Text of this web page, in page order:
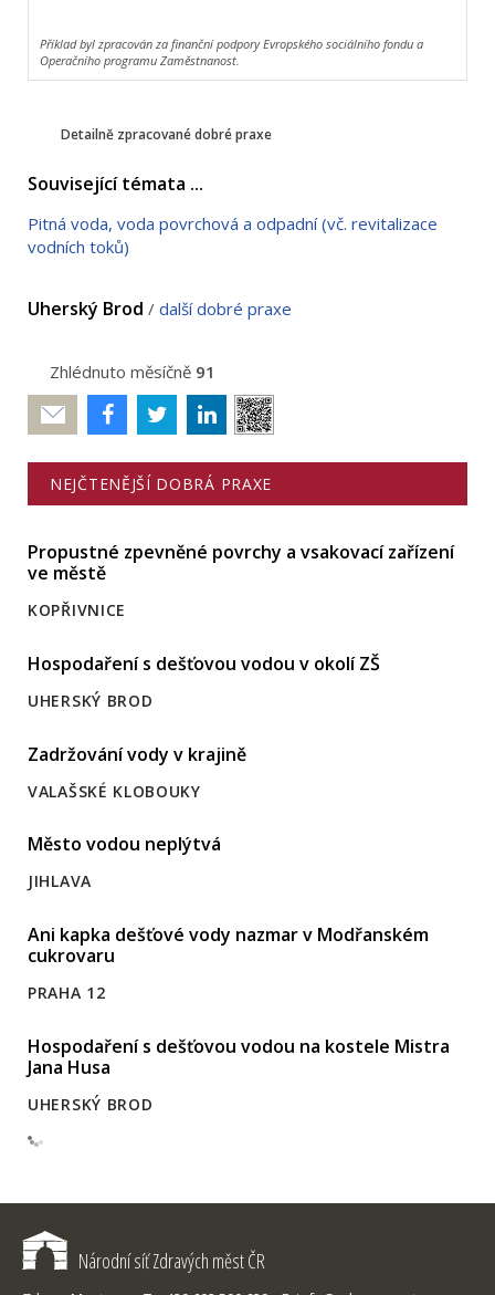
Příklad byl zpracován za finanční podpory Evropského sociálního fondu a
Operačního programu Zaměstnanost.
Detailně zpracované dobré praxe
Související témata ...
Pitná voda, voda povrchová a odpadní (vč. revitalizace
vodních toků)
Uherský Brod / další dobré praxe
Zhlédnuto měsíčně 91
Poslat
NEJČTENĚJŠÍ DOBRÁ PRAXE
Propustné zpevněné povrchy a vsakovací zařízení
ve městě
KOPŘIVNICE
Hospodaření s dešťovou vodou v okolí ZŠ
UHERSKÝ BROD
Zadržování vody v krajině
VALAŠSKÉ KLOBOUKY
Město vodou neplýtvá
JIHLAVA
Ani kapka dešťové vody nazmar v Modřanském
cukrovaru
PRAHA 12
Hospodaření s dešťovou vodou na kostele Mistra
Jana Husa
UHERSKÝ BROD
Národní síť Zdravých měst ČR